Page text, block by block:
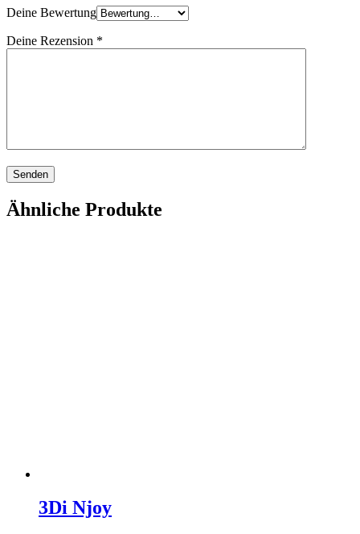
Deine Bewertung
Deine Rezension *
Ähnliche Produkte
3Di Njoy